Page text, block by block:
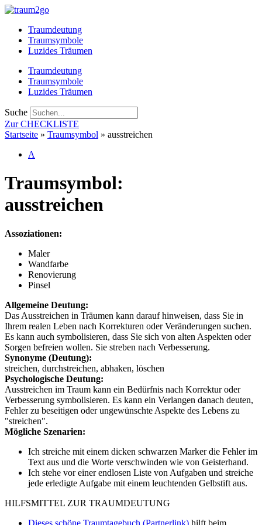
Zum
springenTraumdeutung
Traumsymbole
Luzides Träumen
Traumdeutung
Traumsymbole
Luzides Träumen
Suche
Zur CHECKLISTE
Startseite » Traumsymbol » ausstreichen
A
Traumsymbol:
ausstreichen
Assoziationen:
Maler
Wandfarbe
Renovierung
Pinsel
Allgemeine Deutung:
Das Ausstreichen in Träumen kann darauf hinweisen, dass Sie in
Ihrem realen Leben nach Korrekturen oder Veränderungen suchen.
Es kann auch symbolisieren, dass Sie sich von alten Aspekten oder
Sorgen befreien wollen. Sie streben nach Verbesserung.
Synonyme (Deutung):
streichen, durchstreichen, abhaken, löschen
Psychologische Deutung:
Ausstreichen im Traum kann ein Bedürfnis nach Korrektur oder
Verbesserung symbolisieren. Es kann ein Verlangen danach deuten,
Fehler zu beseitigen oder ungewünschte Aspekte des Lebens zu
"streichen".
Mögliche Szenarien:
Ich streiche mit einem dicken schwarzen Marker die Fehler im
Text aus und die Worte verschwinden wie von Geisterhand.
Ich stehe vor einer endlosen Liste von Aufgaben und streiche
jede erledigte Aufgabe mit einem leuchtenden Gelbstift aus.
HILFSMITTEL ZUR TRAUMDEUTUNG
Dieses schöne Traumtagebuch (Partnerlink) hilft beim